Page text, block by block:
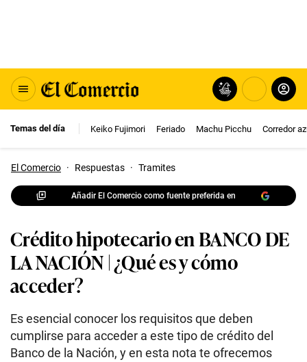
Temas del día Keiko Fujimori Feriado Machu Picchu Corredor
El Comercio · Respuestas · Tramites
Añadir El Comercio como fuente preferida en
Crédito hipotecario en BANCO DE
LA NACIÓN | ¿Qué es y cómo
acceder?
Es esencial conocer los requisitos que deben
cumplirse para acceder a este tipo de crédito del
Banco de la Nación, y en esta nota te ofrecemos